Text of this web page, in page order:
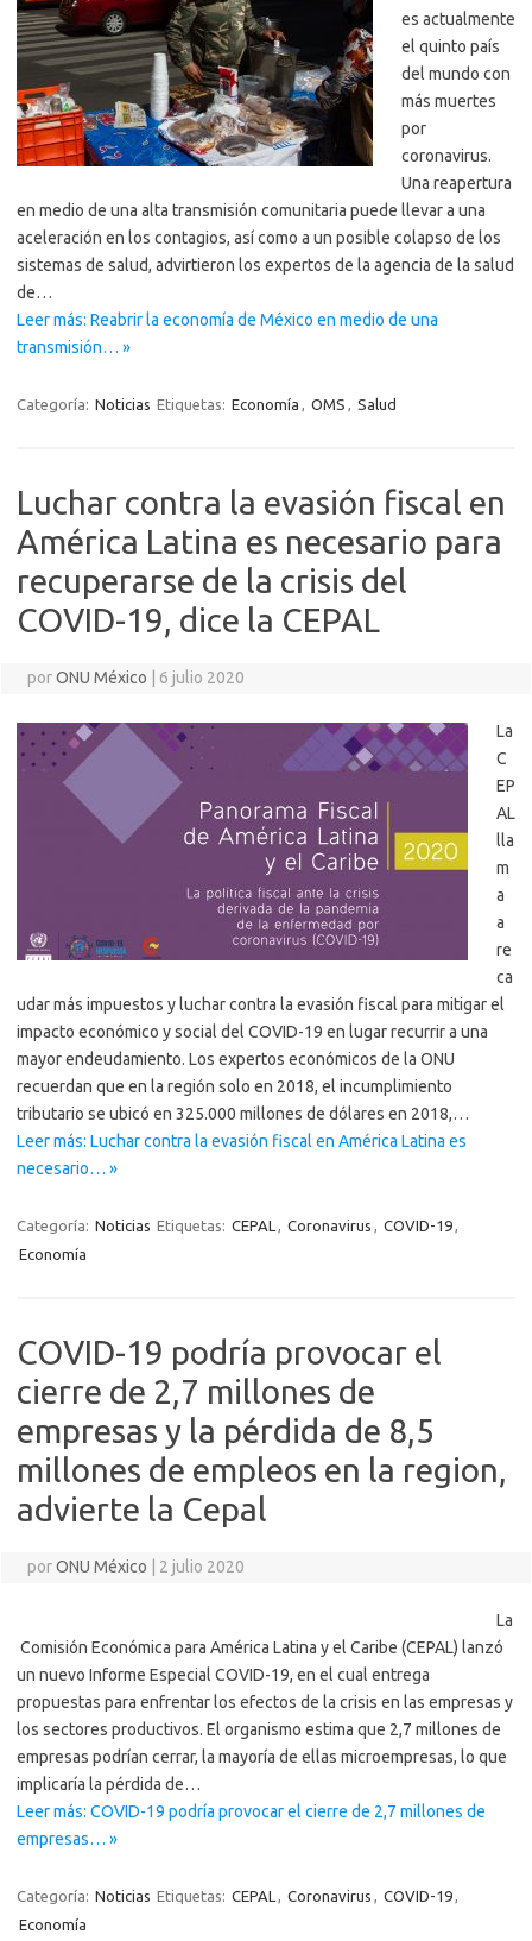
es actualmente
el quinto país
del mundo con
más muertes
por
coronavirus.
Una reapertura
en medio de una alta transmisión comunitaria puede llevar a una
aceleración en los contagios, así como a un posible colapso de los
sistemas de salud, advirtieron los expertos de la agencia de la salud
de…
Leer más: Reabrir la economía de México en medio de una
transmisión… »
Categoría: Noticias Etiquetas: Economía , OMS , Salud
Luchar contra la evasión fiscal en
América Latina es necesario para
recuperarse de la crisis del
COVID-19, dice la CEPAL
porONU México 6 julio 2020
La
C
EP
AL
lla
m
a
a
re
ca
udar más impuestos y luchar contra la evasión fiscal para mitigar el
impacto económico y social del COVID-19 en lugar recurrir a una
mayor endeudamiento. Los expertos económicos de la ONU
recuerdan que en la región solo en 2018, el incumplimiento
tributario se ubicó en 325.000 millones de dólares en 2018,…
Leer más: Luchar contra la evasión fiscal en América Latina es
necesario… »
Categoría: Noticias Etiquetas: CEPAL , Coronavirus , COVID-19,
Economía
COVID-19 podría provocar el
cierre de 2,7 millones de
empresas y la pérdida de 8,5
millones de empleos en la region,
advierte la Cepal
porONU México 2 julio 2020
La
Comisión Económica para América Latina y el Caribe (CEPAL) lanzó
un nuevo Informe Especial COVID-19, en el cual entrega
propuestas para enfrentar los efectos de la crisis en las empresas y
los sectores productivos. El organismo estima que 2,7 millones de
empresas podrían cerrar, la mayoría de ellas microempresas, lo que
implicaría la pérdida de…
Leer más: COVID-19 podría provocar el cierre de 2,7 millones de
empresas… »
Categoría: Noticias Etiquetas: CEPAL , Coronavirus , COVID-19,
Economía